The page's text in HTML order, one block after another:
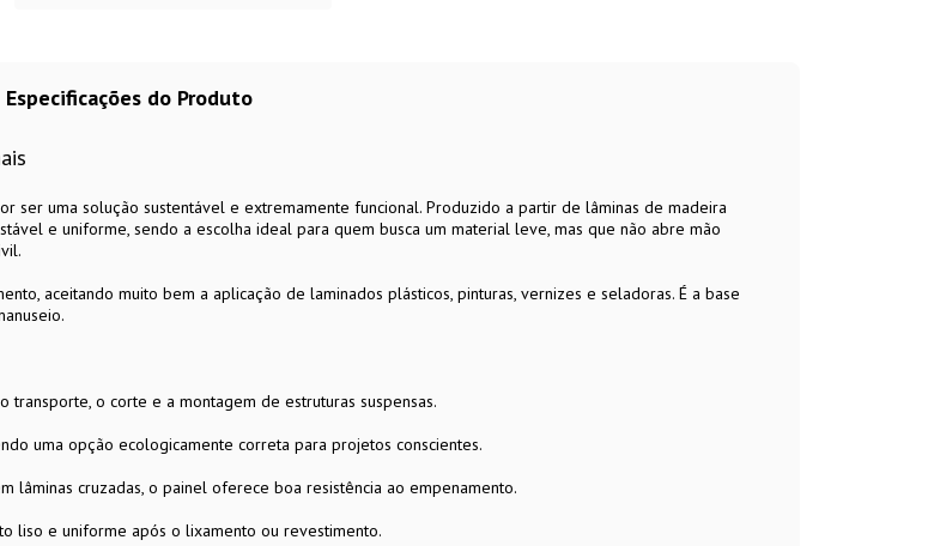
Especificações do Produto
ser uma solução sustentável e extremamente funcional. Produzido a partir de lâminas de madeira
e uniforme, sendo a escolha ideal para quem busca um material leve, mas que não abre mão
aceitando muito bem a aplicação de laminados plásticos, pinturas, vernizes e seladoras. É a base
o corte e a montagem de estruturas suspensas.
uma opção ecologicamente correta para projetos conscientes.
lâminas cruzadas, o painel oferece boa resistência ao empenamento.
liso e uniforme após o lixamento ou revestimento.